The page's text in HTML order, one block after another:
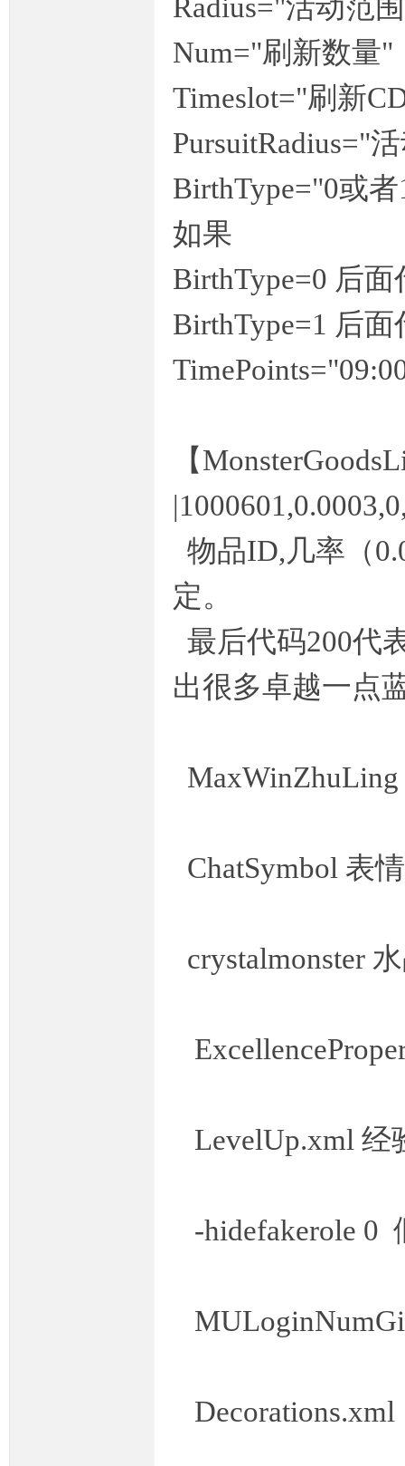
Radius="活动范
Num="刷新数量"
Timeslot="刷新
PursuitRadius="
BirthType="0或
如果
BirthType=0 后
BirthType=1 后
【
物品ID,几率（
定。
最后代码200代
出很多卓越一点
ChatSymbol 表情
crystalmonster
LevelUp.xml 经
-hidefakerole 0